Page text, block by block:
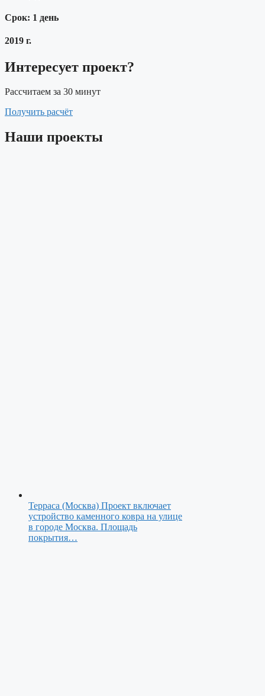
Срок: 1 день
2019 г.
Интересует проект?
Рассчитаем за 30 минут
Получить расчёт
Наши проекты
Терраса (Москва) Проект включает
устройство каменного ковра на улице
в городе Москва. Площадь
покрытия…